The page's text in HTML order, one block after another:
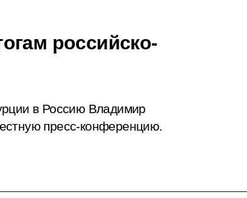
российско-
в Россию Владимир
пресс-конференцию.